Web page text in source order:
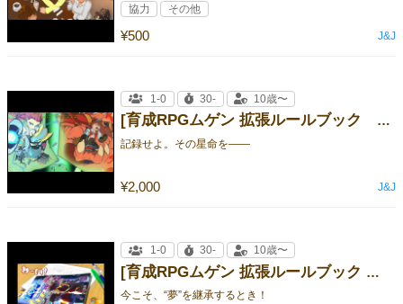
¥500
協力 その他
J&J
[育成RPGムゲン 拡張ルールブック ガイアレコード]
記録せよ。その星命を――
¥2,000
1-0 30- 10歳〜
J&J
[育成RPGムゲン 拡張ルールブック ドリームサクセサー]
今こそ、“夢”を継承するとき！
1-0 30- 10歳〜